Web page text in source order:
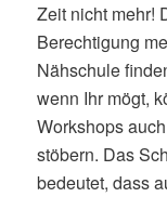
Zeit nicht mehr!
Berechtigung
Nähschule
wenn Ihr mögt,
Workshops
stöbern. Das
bedeutet, dass